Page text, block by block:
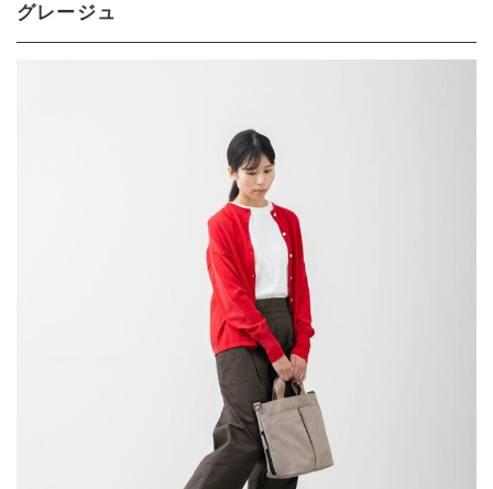
グレージュ